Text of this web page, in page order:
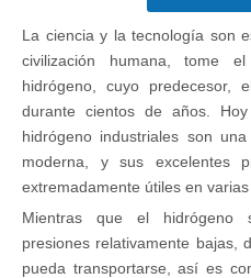
La ciencia y la tecnología son
civilización humana, tome
hidrógeno, cuyo predecesor,
durante cientos de años.
hidrógeno industriales son
moderna, y sus excelentes
extremadamente útiles en varias
Mientras que el hidrógeno
presiones relativamente bajas,
pueda transportarse, así es